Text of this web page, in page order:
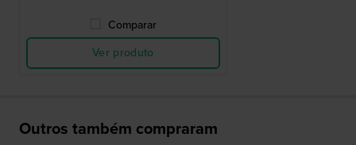
Comparar
Ver produto
Outros também compraram